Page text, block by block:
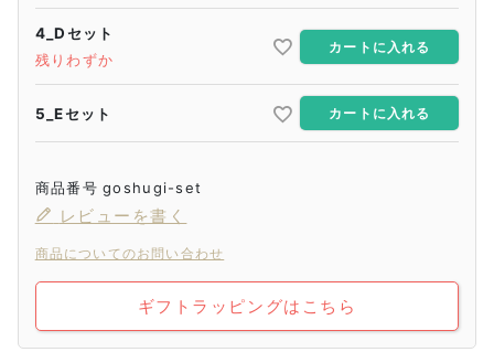
4_Dセット
残りわずか
カートに入れる
5_Eセット カートに入れる
商品番号 goshugi-set
レビューを書く
商品についてのお問い合わせ
ギフトラッピングはこちら